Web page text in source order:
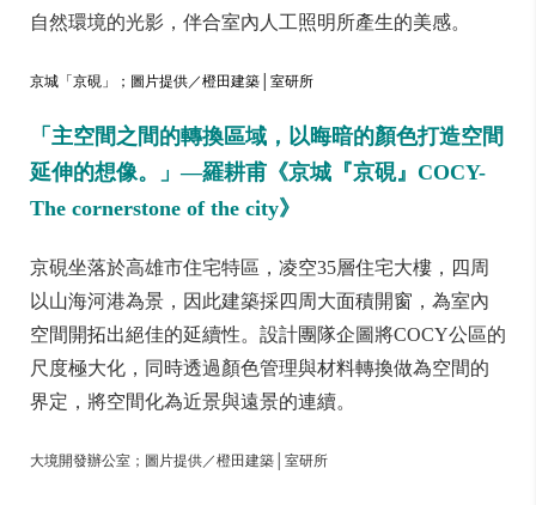
自然環境的光影，伴合室內人工照明所產生的美感。
京城「京硯」； 圖片提供／橙田建築│室研所
「主空間之間的轉換區域，以晦暗的顏色打造空間
延伸的想像。」—羅耕甫《京城『京硯』COCY-
The cornerstone of the city》
京硯坐落於高雄市住宅特區，凌空35層住宅大樓，四周
以山海河港為景，因此建築採四周大面積開窗，為室內
空間開拓出絕佳的延續性。設計團隊企圖將COCY公區的
尺度極大化，同時透過顏色管理與材料轉換做為空間的
界定，將空間化為近景與遠景的連續。
大境開發辦公室 ；圖片提供／橙田建築│室研所